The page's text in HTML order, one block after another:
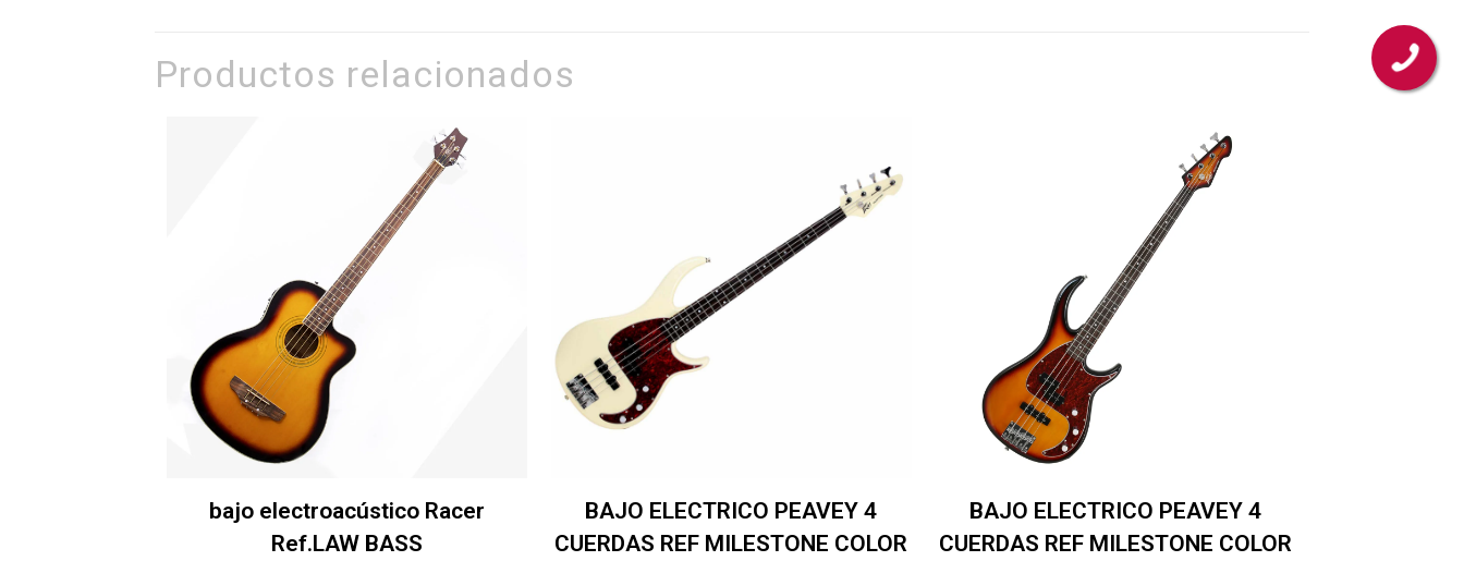
Productos relacionados
bajo electroacústico Racer
Ref.LAW BASS
BAJO ELECTRICO PEAVEY 4
CUERDAS REF MILESTONE COLOR
BAJO ELECTRICO PEAVEY 4
CUERDAS REF MILESTONE COLOR